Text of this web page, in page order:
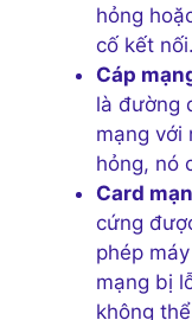
hỏng
cố kết nối.
Cáp
là đường
mạng với
hỏng, nó
Card
cứng
phép
mạng bị
không